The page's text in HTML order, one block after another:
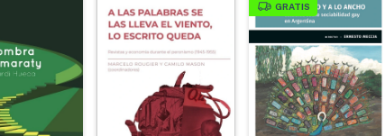
GRATIS